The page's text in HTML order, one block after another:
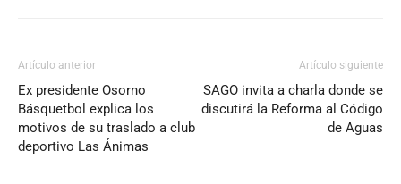
Artículo anterior
Ex presidente Osorno
Básquetbol explica los
motivos de su traslado a club
deportivo Las Ánimas
Artículo siguiente
SAGO invita a charla donde se
discutirá la Reforma al Código
de Aguas